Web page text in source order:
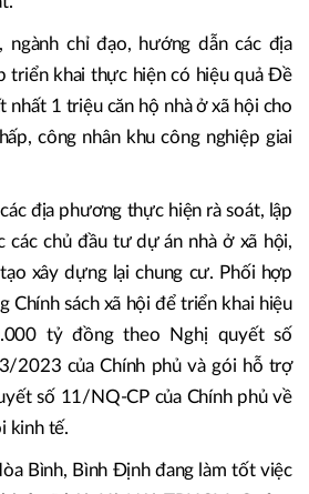
thiện hồ sơ xây dựng Luật Đất đai
đổi), Luật Kinh doanh bất động
tính đồng bộ, thống nhất, khả thi
triển khai thực hiện có hiệu quả Đề
nhất 1 triệu căn hộ nhà ở xã hội cho
công nhân khu công nghiệp giai
địa phương thực hiện rà soát, lập
các chủ đầu tư dự án nhà ở xã hội,
xây dựng lại chung cư. Phối hợp
tỷ đồng theo Nghị quyết số